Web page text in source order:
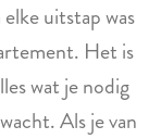
uitstap was
Het is
wat je nodig
Als je van